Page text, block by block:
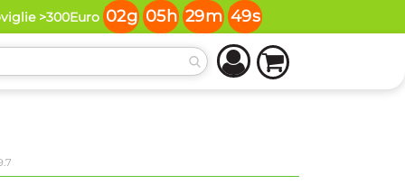
>300Euro 02g 05h 29m 49s